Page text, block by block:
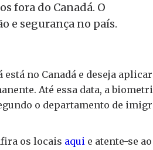
fora do Canadá. O
e segurança no país.
no Canadá e deseja
Até essa data, a
o departamento de
os locais aqui e atente-se